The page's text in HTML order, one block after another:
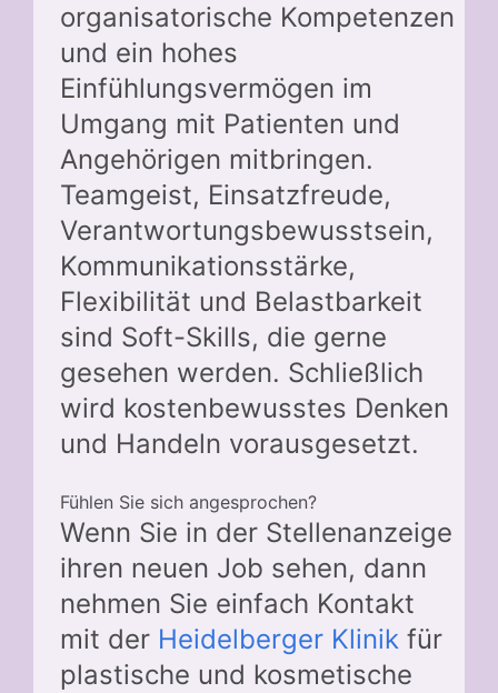
organisatorische Kompetenzen
und ein hohes
Einfühlungsvermögen im
Umgang mit Patienten und
Angehörigen mitbringen.
Teamgeist, Einsatzfreude,
Verantwortungsbewusstsein,
Kommunikationsstärke,
Flexibilität und Belastbarkeit
sind Soft-Skills, die gerne
gesehen werden. Schließlich
wird kostenbewusstes Denken
und Handeln vorausgesetzt.
Fühlen Sie sich angesprochen?
Wenn Sie in der Stellenanzeige
ihren neuen Job sehen, dann
nehmen Sie einfach Kontakt
mit der Heidelberger Klinik für
plastische und kosmetische